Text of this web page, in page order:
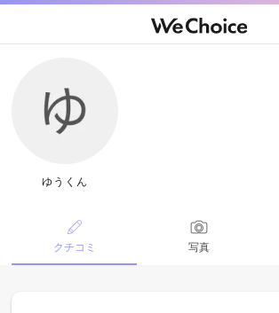
ゆうくん
クチコミ 写真